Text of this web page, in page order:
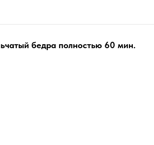
бедра полностью 60 мин.